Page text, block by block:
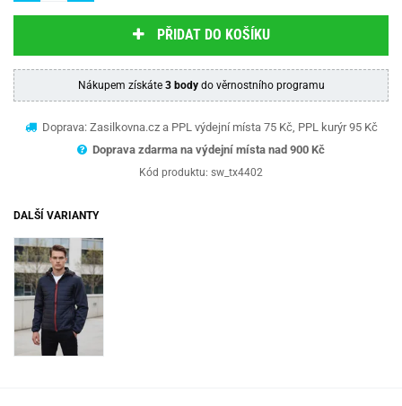
PŘIDAT DO KOŠÍKU
Nákupem získáte 3 bodydo věrnostního programu
Doprava: Zasilkovna.cz a PPL výdejní místa 75 Kč, PPL kurýr 95 Kč
Doprava zdarma na výdejní místa nad 900 Kč
Kód produktu: sw_tx4402
DALŠÍ VARIANTY